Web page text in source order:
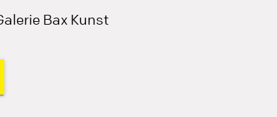
Bax Kunst